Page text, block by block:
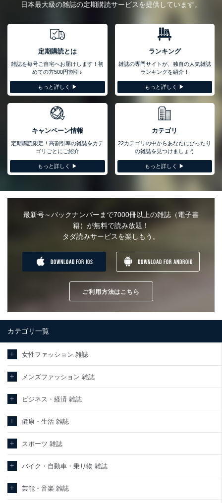
確実にするため、従業者等の教育を徹底してまいります。また、目
当社は、個人情報に関連する法令、国が定める指針及びその他の規
範を遵守します。また、当社の管理の仕組みに、これらの法令及び
その他の規範を常に適合させます。
個人情報の安全管理措置
ュリティ対策をはじめとする安全対策を実施し、個人情報の漏え
い、滅失またはき損の防止及び是正に努めます。
アクセス制御
個人データを取り扱うことのできる機器及び当該機器を取り扱
う従業者を明確化し、 個人データへの不要なアクセスを防止
アクセス者の識別と認証
ント制御）により、個人情報データベース等を取り扱う情報シ
外部からの不正アクセス等の防止
個人データを取り扱う機器等のオペレーティングシステムを最
新の状態に保持しています。
等を導入し、自動更新 機能等の活用により、これを最新状態
としています。
情報システムの使用に伴う漏洩等の防止
メール等により個人データの含まれるファイルを送信する場合
当社は、内部監査及びマネジメントレビューの機会を通じて、個人
情報保護マネジメントシステムを継続的に改善し、常に最良の状態
を維持します。
苦情及び相談受付け窓口
適切、かつ迅速に対応させていただきます。
株式会社富士山マガジンサービス 個人情報問い合わせ係
e-mail：cs@fujisan.co.jp
制定：2005年4月1日
株式会社富士山マガジンサービス
代表取締役会長 西野 伸一郎
日本最大級の雑誌の定期購読サービスを提供しています。
定期購読とは
雑誌を毎号ご自宅へお届けします！初
めての方500円割引♪
もっと詳しく ▶︎
ランキング
雑誌の専門サイトが、独自の人気雑誌
ランキングを紹介！
もっと詳しく ▶︎
キャンペーン情報
定期購読限定！高割引率の雑誌をカテ
ゴリごとにご紹介
もっと詳しく ▶︎
カテゴリ
22カテゴリの中からあなたにぴったり
の雑誌を見つけましょう
もっと詳しく ▶︎
最新号～バックナンバーまで7000冊以上の雑誌（電子書
籍）が無料で読み放題！
タダ読みサービスを楽しもう。
DOWNLOAD FOR IOS DOWNLOAD FOR ANDROID
ご利用方法はこちら
カテゴリ一覧
女性ファッション 雑誌
メンズファッション 雑誌
ビジネス・経済 雑誌
健康・生活 雑誌
スポーツ 雑誌
バイク・自動車・乗り物 雑誌
芸能・音楽 雑誌